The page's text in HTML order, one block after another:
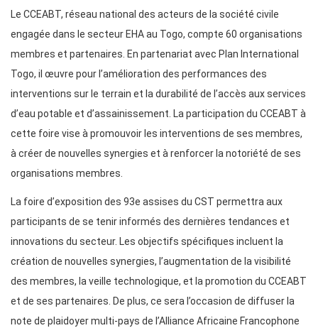
Le CCEABT, réseau national des acteurs de la société civile
engagée dans le secteur EHA au Togo, compte 60 organisations
membres et partenaires. En partenariat avec Plan International
Togo, il œuvre pour l’amélioration des performances des
interventions sur le terrain et la durabilité de l’accès aux services
d’eau potable et d’assainissement. La participation du CCEABT à
cette foire vise à promouvoir les interventions de ses membres,
à créer de nouvelles synergies et à renforcer la notoriété de ses
organisations membres.
La foire d’exposition des 93e assises du CST permettra aux
participants de se tenir informés des dernières tendances et
innovations du secteur. Les objectifs spécifiques incluent la
création de nouvelles synergies, l’augmentation de la visibilité
des membres, la veille technologique, et la promotion du CCEABT
et de ses partenaires. De plus, ce sera l’occasion de diffuser la
note de plaidoyer multi-pays de l’Alliance Africaine Francophone